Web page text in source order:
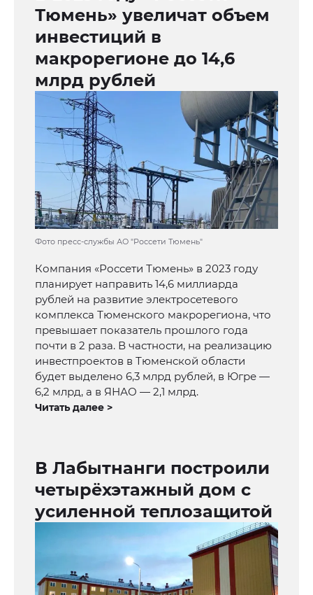
Тюмень» увеличат объем
инвестиций в
макрорегионе до 14,6
млрд рублей
Фото пресс-службы АО "Россети Тюмень"
Компания «Россети Тюмень» в 2023 году
планирует направить 14,6 миллиарда
рублей на развитие электросетевого
комплекса Тюменского макрорегиона, что
превышает показатель прошлого года
почти в 2 раза. В частности, на реализацию
инвестпроектов в Тюменской области
будет выделено 6,3 млрд рублей, в Югре —
6,2 млрд, а в ЯНАО — 2,1 млрд.
Читать далее >
В Лабытнанги построили
четырёхэтажный дом с
усиленной теплозащитой